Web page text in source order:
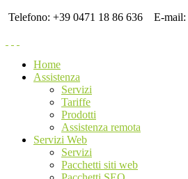
Telefono: +39 0471 18 86 636 E-mail:
Home
Assistenza
Servizi
Tariffe
Prodotti
Assistenza remota
Servizi Web
Servizi
Pacchetti siti web